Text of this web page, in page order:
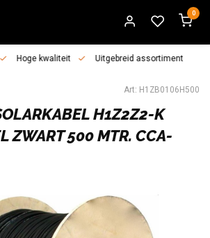
0
Hoge kwaliteit Uitgebreid assortiment
Art: H1ZB0106H500
H1Z2Z2-K
ZWART 500 MTR. CCA-